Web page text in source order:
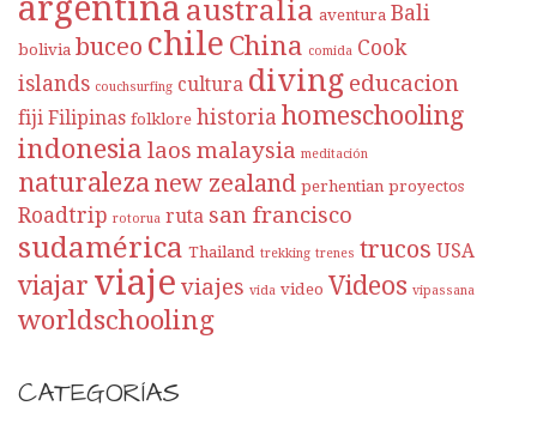
argentina australia aventura Bali
bolivia buceo chile China comida Cook
islands couchsurfing cultura diving educacion
fiji Filipinas folklore historia homeschooling
indonesia laos malaysia meditación
naturaleza new zealand perhentian proyectos
Roadtrip rotorua ruta san francisco
sudamérica Thailand trekking trenes trucos USA
viajar viaje viajes vida video Videos vipassana
worldschooling
CATEGORÍAS